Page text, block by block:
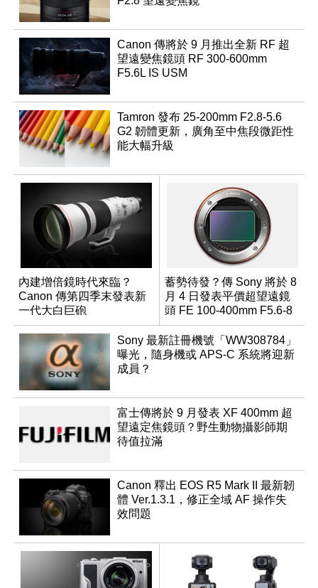
Canon 傳將於 9 月推出全新 RF 超
望遠變焦鏡頭 RF 300-600mm
F5.6L IS USM
Tamron 發布 25-200mm F2.8-5.6
G2 韌體更新，廣角至中焦段微距性
能大幅升級
內建增倍鏡時代來臨？
Canon 傳第四季末發表新
一代大白巨砲
蓄勢待發？傳 Sony 將於 8
月 4 日發表平價超望遠鏡
頭 FE 100-400mm F5.6-8
Sony 最新註冊機號「WW308784」
曝光，隨身機或 APS-C 系統將迎新
成員？
富士傳將於 9 月發表 XF 400mm 超
望遠定焦鏡頭？野生動物攝影師期
待值拉滿
Canon 釋出 EOS R5 Mark II 最新韌
體 Ver.1.3.1，修正全域 AF 操作失
效問題